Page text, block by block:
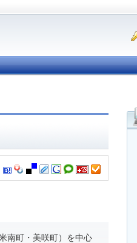
南町・美咲町）を中心